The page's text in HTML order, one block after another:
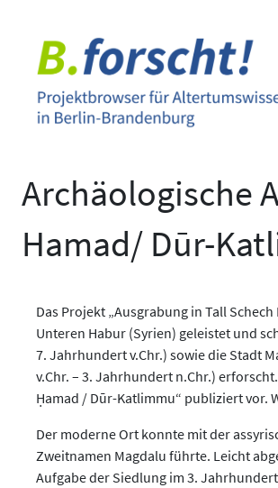
springen
Archäologische
Hamad/ Dūr-
Das Projekt „Ausgrabung in Tall
Unteren Habur (Syrien) geleistet und
7. Jahrhundert v.Chr.) sowie die Stadt
v.Chr. – 3. Jahrhundert n.Chr.)
Ḥamad / Dūr-Katlimmu“ publiziert vor.
Der moderne Ort konnte mit der
Zweitnamen Magdalu führte. Leicht
Aufgabe der Siedlung im 3.